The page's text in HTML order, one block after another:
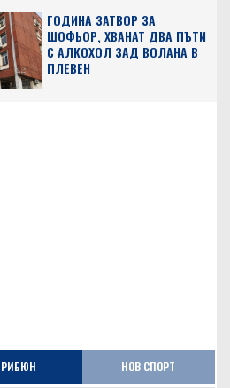
ГОДИНА ЗАТВОР ЗА
ШОФЬОР, ХВАНАТ ДВА ПЪТИ
С АЛКОХОЛ ЗАД ВОЛАНА В
ПЛЕВЕН
НОВ СПОРТ